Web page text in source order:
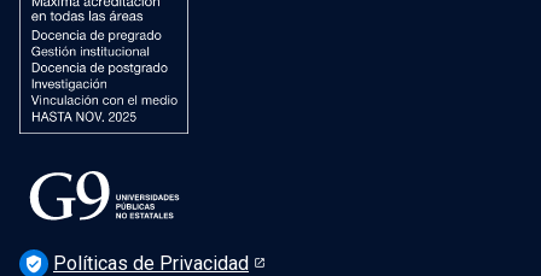
verified_user Políticas de Privacidad